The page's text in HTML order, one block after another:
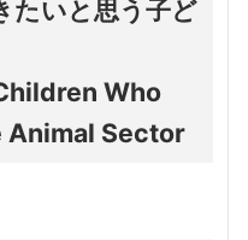
たいと思う子ど
Who
Animal Sector